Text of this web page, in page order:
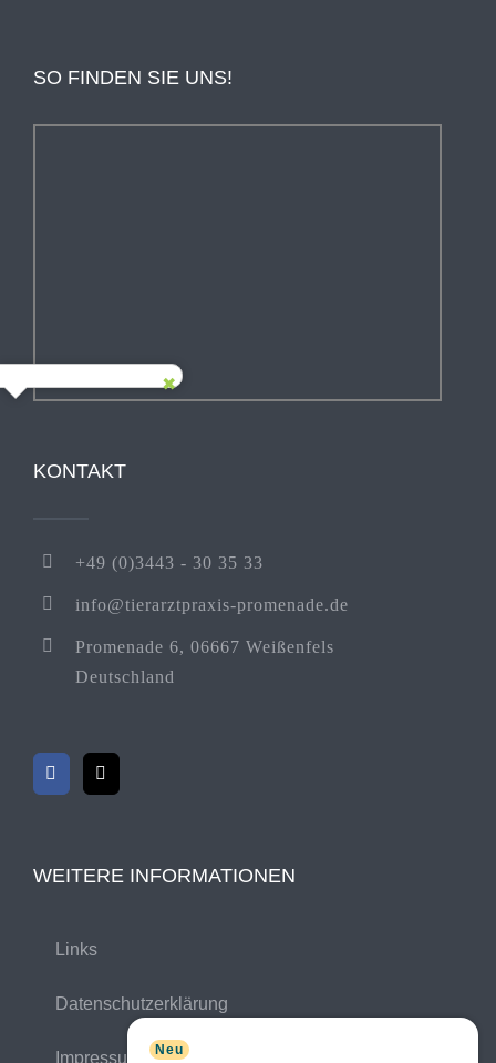
Neu
SO FINDEN SIE UNS!
KONTAKT
+49 (0)3443 - 30 35 33
info@tierarztpraxis-promenade.de
Promenade 6, 06667 Weißenfels
Deutschland
WEITERE INFORMATIONEN
Links
Datenschutzerklärung
Impressum